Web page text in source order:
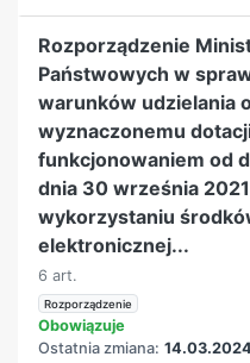
Rozporządzenie
Państwowych w
warunków udzielania
wyznaczonemu
funkcjonowaniem od
dnia 30 września
wykorzystaniu
elektronicznej...
6 art.
Rozporządzenie
Obowiązuje
Ostatnia zmiana: 14.03.2024